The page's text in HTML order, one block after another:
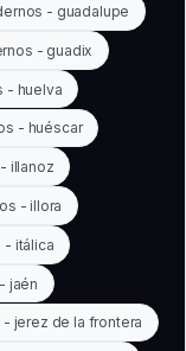
- guadalupe
- guadix
- huelva
- huéscar
illanoz
- illora
- itálica
jaén
jerez de la frontera